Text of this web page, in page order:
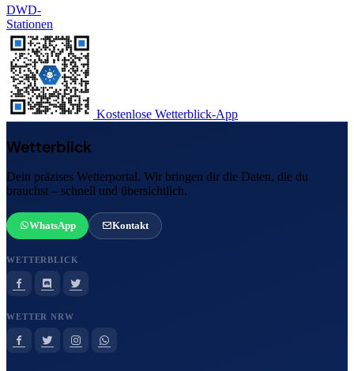
DWD-
Stationen
Kostenlose Wetterblick-App
Wetterblick
Dein präzises Wetterportal. Wir bringen dir die Daten, die du
brauchst – schnell und übersichtlich.
WhatsApp Kontakt
WETTERBLICK
WETTER NRW